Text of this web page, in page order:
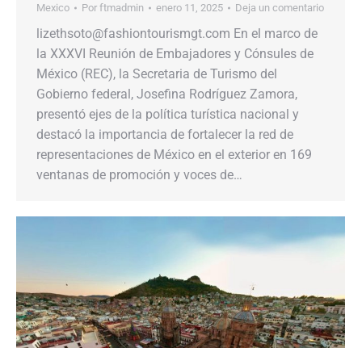
Mexico Por ftmadmin enero 11, 2025 Deja un comentario
lizethsoto@fashiontourismgt.com En el marco de
la XXXVI Reunión de Embajadores y Cónsules de
México (REC), la Secretaria de Turismo del
Gobierno federal, Josefina Rodríguez Zamora,
presentó ejes de la política turística nacional y
destacó la importancia de fortalecer la red de
representaciones de México en el exterior en 169
ventanas de promoción y voces de…